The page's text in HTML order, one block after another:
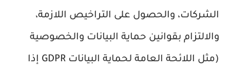
الشركات، والحصول على التراخيص اللازمة،
والالتزام بقوانين حماية البيانات والخصوصية
(مثل اللائحة العامة لحماية البيانات GDPR إذا